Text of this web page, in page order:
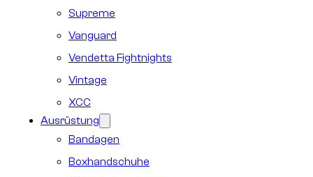
Supreme
Vanguard
Vendetta Fightnights
Vintage
XCC
Ausrüstung
Bandagen
Boxhandschuhe